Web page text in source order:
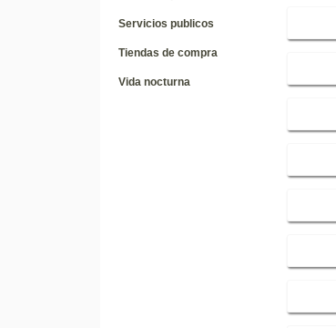
Servicios publicos
Tiendas de compra
Vida nocturna